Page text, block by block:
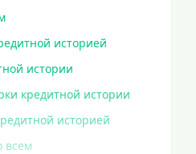
историей
истории
кредитной истории
историей
всем